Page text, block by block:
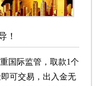
！
国际监管，取款1个
可交易，出入金无